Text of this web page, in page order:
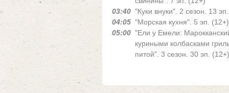
03:40 "Куки внуки". 2 сезон. 13
04:05 "Морская кухня". 5 эп. (12+)
05:00 "Ели у Емели:
куриными колбасками
питой". 3 сезон. 30 эп. (12+)